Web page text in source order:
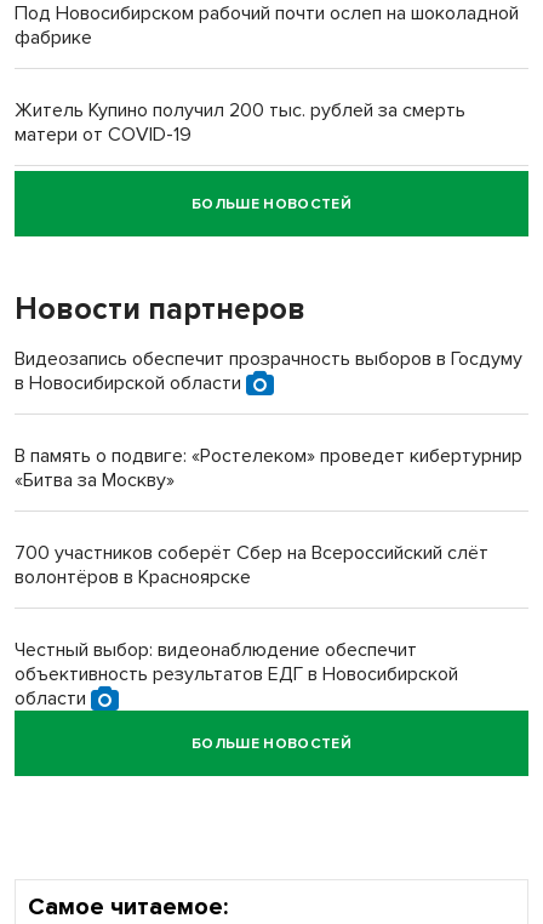
Под Новосибирском рабочий почти ослеп на шоколадной
фабрике
Житель Купино получил 200 тыс. рублей за смерть
матери от COVID-19
Новосибирский суд наказал водителя за смерть
пенсионерки на вокзале
«Мы живём на пастбище!»: в новосибирском селе лошади
терроризируют жителей
Инвалид получил условный срок за избиение врачей
БОЛЬШЕ НОВОСТЕЙ
Новости партнеров
Видеозапись обеспечит прозрачность выборов в Госдуму
в Новосибирской области
В память о подвиге: «Ростелеком» проведет кибертурнир
«Битва за Москву»
700 участников соберёт Сбер на Всероссийский слёт
волонтёров в Красноярске
Честный выбор: видеонаблюдение обеспечит
объективность результатов ЕДГ в Новосибирской
области
Кибертанки пошли в бой: «Ростелеком» объявляет
БОЛЬШЕ НОВОСТЕЙ
Самое читаемое: